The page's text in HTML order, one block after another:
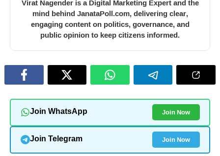
mind behind JanataPoll.com, delivering clear,
engaging content on politics, governance, and
public opinion to keep citizens informed.
Join WhatsApp Join Now
Join Telegram Join Now